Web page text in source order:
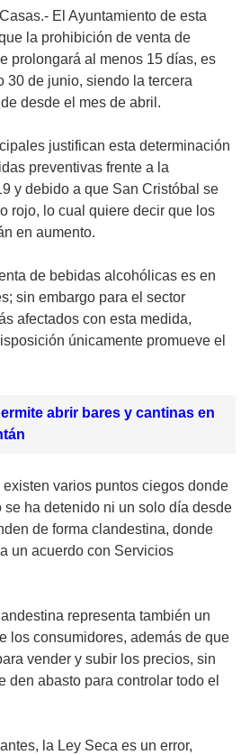
El Ayuntamiento de esta
la prohibición de venta de
prolongará al menos 15 días, es
30 de junio, siendo la tercera
desde el mes de abril.
justifican esta determinación
preventivas frente a la
y debido a que San Cristóbal se
rojo, lo cual quiere decir que los
en aumento.
de bebidas alcohólicas es en
sin embargo para el sector
afectados con esta medida,
únicamente promueve el
abrir bares y cantinas en
varios puntos ciegos donde
se ha detenido ni un solo día desde
de forma clandestina, donde
un acuerdo con Servicios
representa también un
los consumidores, además de que
vender y subir los precios, sin
den abasto para controlar todo el
la Ley Seca es un error,